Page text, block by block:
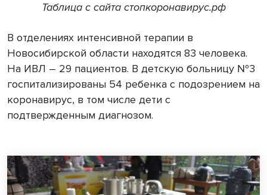
Таблица с сайта стопкоронавирус.рф
В отделениях интенсивной терапии в
Новосибирской области находятся 83 человека.
На ИВЛ – 29 пациентов. В детскую больницу №3
госпитализированы 54 ребенка с подозрением на
коронавирус, в том числе дети с
подтвержденным диагнозом.